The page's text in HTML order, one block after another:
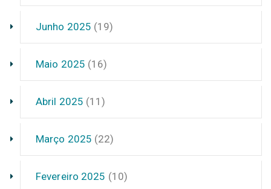
Junho 2025 (19)
Maio 2025 (16)
Abril 2025 (11)
Março 2025 (22)
Fevereiro 2025 (10)